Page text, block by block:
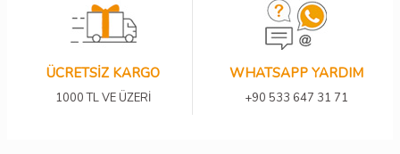
ÜCRETSİZ KARGO
1000 TL VE ÜZERİ
WHATSAPP YARDIM
+90 533 647 31 71